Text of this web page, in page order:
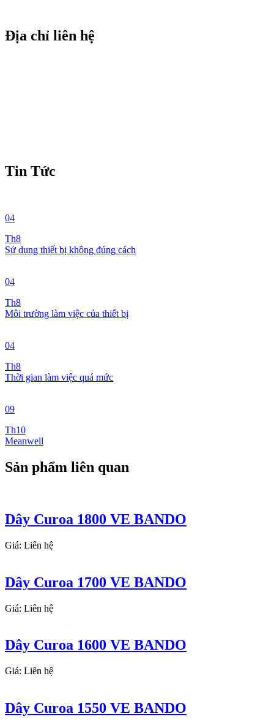
Địa chỉ liên hệ
Tin Tức
04
Th8
Sử dụng thiết bị không đúng cách
04
Th8
Môi trường làm việc của thiết bị
04
Th8
Thời gian làm việc quá mức
09
Th10
Meanwell
Sản phẩm liên quan
Dây Curoa 1800 VE BANDO
Giá: Liên hệ
Dây Curoa 1700 VE BANDO
Giá: Liên hệ
Dây Curoa 1600 VE BANDO
Giá: Liên hệ
Dây Curoa 1550 VE BANDO